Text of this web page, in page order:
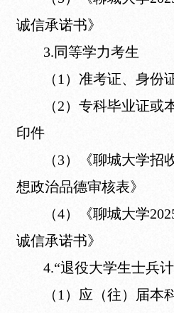
诚信承诺书》
3.同等学力考生
（1）准考证、身份
（2）专科毕业证或
印件
（3）《聊城大学招
想政治品德审核表》
（4）《聊城大学
诚信承诺书》
4.“退役大学生士兵
（1）应（往）届本